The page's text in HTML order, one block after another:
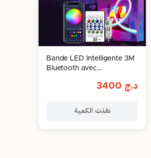
Bande LED Intelligente 3M
Bluetooth avec
د.ج
نفذت الكمية